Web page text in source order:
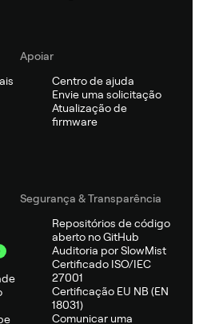
Apoiar
Centro de ajuda
Envie uma solicitação
Atualização de
firmware
Segurança & Transparência
Repositórios de código
aberto no GitHub
Auditoria por SlowMist
Certificado ISO/IEC
27001
Certificação EU NB (EN
18031)
Comunicar uma